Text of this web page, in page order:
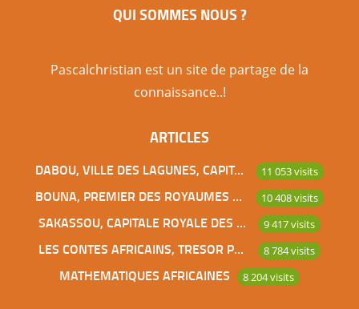
QUI SOMMES NOUS ?
Pascalchristian est un site de partage de la
connaissance..!
ARTICLES
DABOU, VILLE DES LAGUNES, CAPITALE DES ADJOUKROU 11 053 visits
BOUNA, PREMIER DES ROYAUMES DE CÔTE D’IVOIRE 10 408 visits
SAKASSOU, CAPITALE ROYALE DES BAOULES 9 417 visits
LES CONTES AFRICAINS, TRESOR POUR L’HUMANITE 8 784 visits
MATHEMATIQUES AFRICAINES 8 204 visits